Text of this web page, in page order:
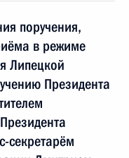
поручения,
в режиме
Липецкой
Президента
секретарём